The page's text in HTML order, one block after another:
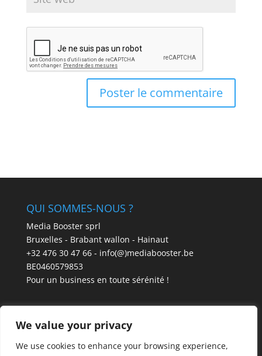
We value your privacy
We use cookies to enhance your browsing experience,
QUI SOMMES-NOUS ?
Media Booster sprl
Bruxelles - Brabant wallon - Hainaut
+32 476 30 47 66 - info(@)mediabooster.be
BE0460579853
Pour un business en toute sérénité !